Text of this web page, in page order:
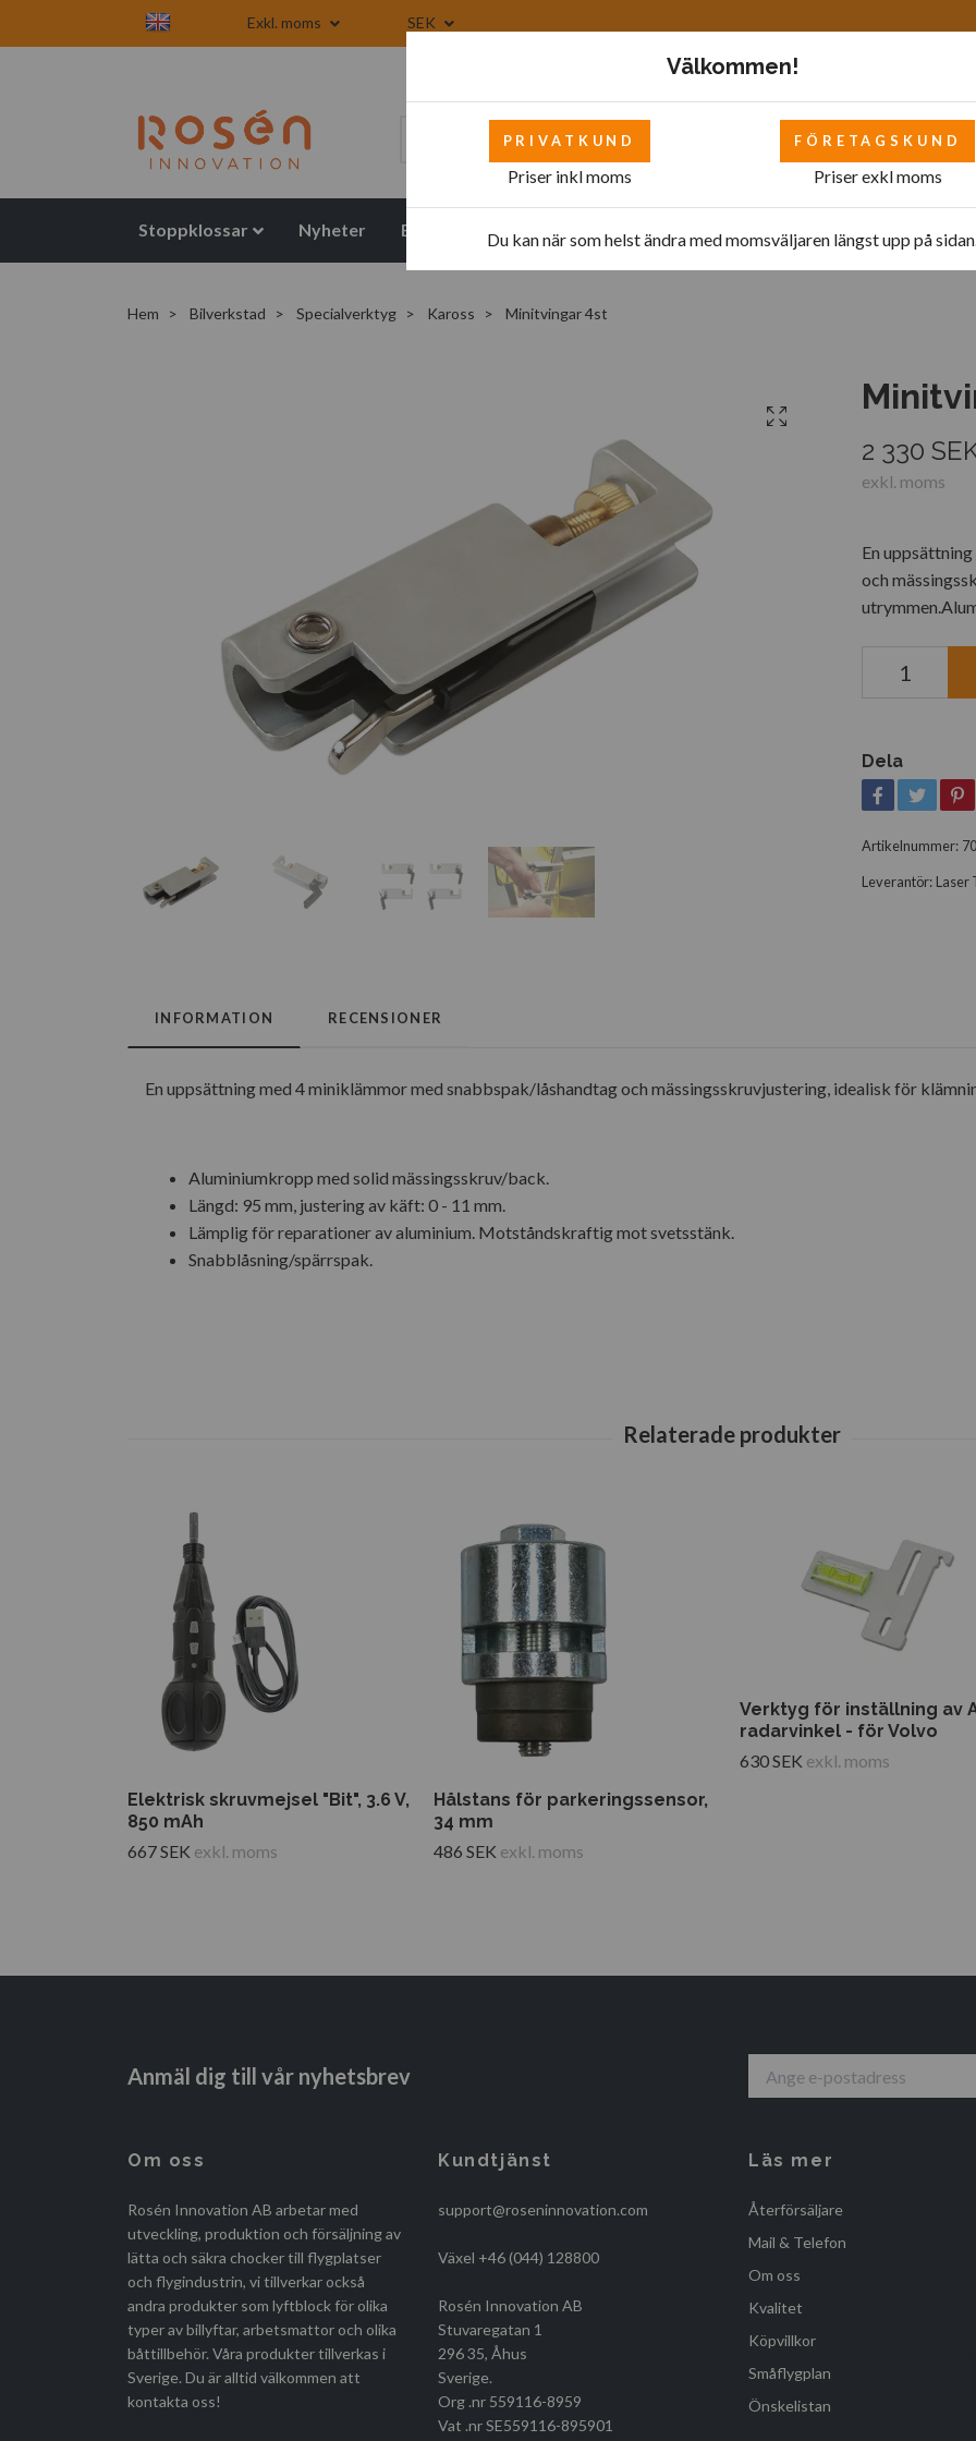
Exkl. moms SEK
Stoppklossar Nyheter Blogg Mattor Bilverkstad - övrigt Bilverkstad
Hem Bilverkstad Specialverktyg Kaross Minitvingar 4st
2 330
exkl. moms
En
och
Dela
Artikelnummer:
Leverantör: Laser
INFORMATION RECENSIONER
En uppsättning med 4 miniklämmor med snabbspak/låshandtag och mässingsskruvjustering, idealisk för
Aluminiumkropp med solid mässingsskruv/back.
Längd: 95 mm, justering av käft: 0 - 11 mm.
Lämplig för reparationer av aluminium. Motståndskraftig mot svetsstänk.
Snabblåsning/spärrspak.
Elektrisk skruvmejsel "Bit", 3.6 V,
850 mAh
667 SEK exkl. moms
Hålstans för parkeringssensor,
34 mm
486 SEK exkl. moms
Verktyg för inställning av
radarvinkel - för Volvo
630 SEK exkl. moms
Anmäl dig till vår nyhetsbrev
Om oss
Rosén Innovation AB arbetar med
utveckling, produktion och försäljning av
lätta och säkra chocker till flygplatser
och flygindustrin, vi tillverkar också
andra produkter som lyftblock för olika
typer av billyftar, arbetsmattor och olika
båttillbehör. Våra produkter tillverkas i
Sverige. Du är alltid välkommen att
kontakta oss!
Kundtjänst
support@roseninnovation.com
Växel +46 (044) 128800
Rosén Innovation AB
Stuvaregatan 1
296 35, Åhus
Sverige.
Org .nr 559116-8959
Vat .nr SE559116-895901
Läs mer
Återförsäljare
Mail & Telefon
Om oss
Kvalitet
Köpvillkor
Småflygplan
Önskelistan
Välkommen!
PRIVATKUND
Priser inkl moms
FÖRETAGSKUND
Priser exkl moms
Du kan när som helst ändra med momsväljaren längst upp på sidan.